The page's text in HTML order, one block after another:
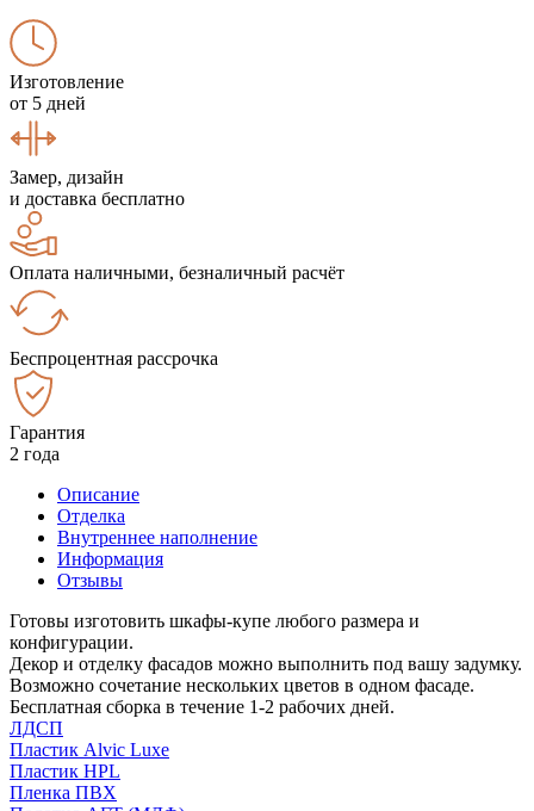
Изготовление
от 5 дней
Замер, дизайн
и доставка бесплатно
Оплата наличными, безналичный расчёт
Беспроцентная рассрочка
Гарантия
2 года
Описание
Отделка
Внутреннее наполнение
Информация
Отзывы
Готовы изготовить шкафы-купе любого размера и
конфигурации.
Декор и отделку фасадов можно выполнить под вашу задумку.
Возможно сочетание нескольких цветов в одном фасаде.
Бесплатная сборка в течение 1-2 рабочих дней.
ЛДСП
Пластик Alvic Luxe
Пластик HPL
Пленка ПВХ